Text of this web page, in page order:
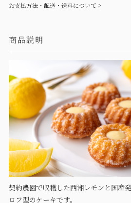
お支払方法・配送・送料について >
商品説明
契約農園で収穫した西湘レモンと国産
ロフ型のケーキです。